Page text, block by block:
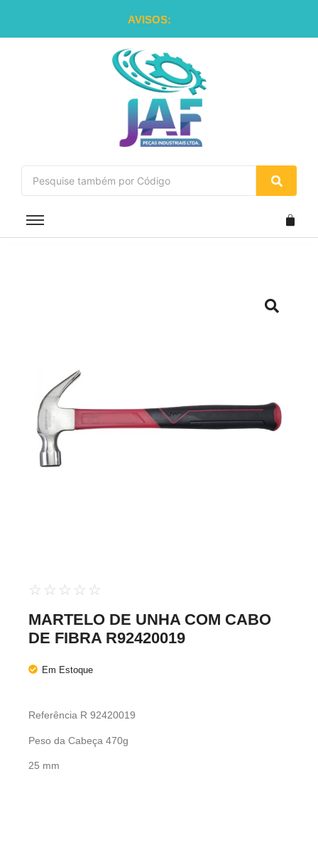
AVISOS:
☆ ☆ ☆ ☆ ☆
MARTELO DE UNHA COM CABO
DE FIBRA R92420019
Em Estoque
Referência R 92420019
Peso da Cabeça 470g
25 mm